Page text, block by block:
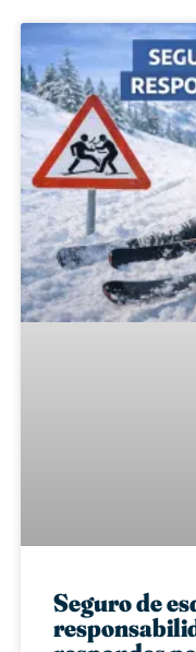
Seguro de